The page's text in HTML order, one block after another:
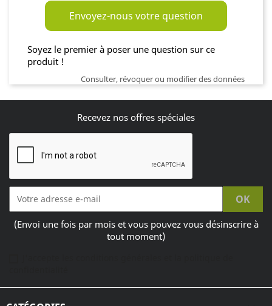
Envoyez-nous votre question
Soyez le premier à poser une question sur ce
produit !
Consulter, révoquer ou modifier des données
Recevez nos offres spéciales
(Envoi une fois par mois et vous pouvez vous désinscrire à
tout moment)